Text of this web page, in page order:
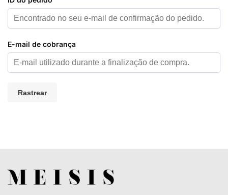
E-mail de cobrança
Rastrear